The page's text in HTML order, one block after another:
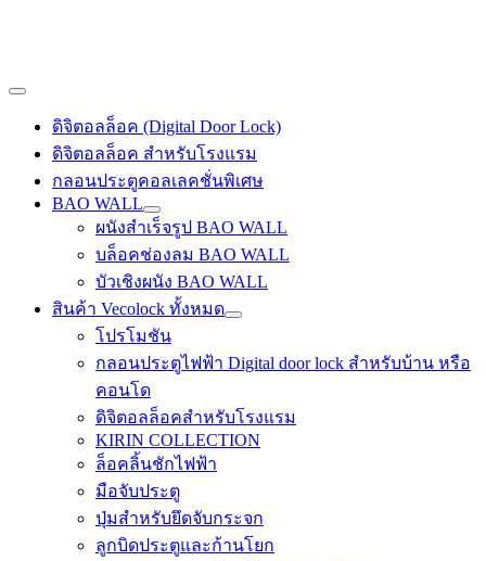
Main
ดิจิตอลล็อค (Digital Door Lock)
ดิจิตอลล็อค สำหรับโรงแรม
กลอนประตูคอลเลคชั่นพิเศษ
BAO WALL
ผนังสำเร็จรูป BAO WALL
บล็อคช่องลม BAO WALL
บัวเชิงผนัง BAO WALL
สินค้า Vecolock ทั้งหมด
โปรโมชัน
กลอนประตูไฟฟ้า Digital door lock สำหรับบ้าน หรือ
คอนโด
ดิจิตอลล็อคสำหรับโรงแรม
KIRIN COLLECTION
ล็อคลิ้นชักไฟฟ้า
มือจับประตู
ปุ่มสำหรับยึดจับกระจก
ลูกบิดประตูและก้านโยก